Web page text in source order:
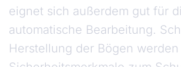
eignet sich außerdem gut für
automatische Bearbeitung.
Herstellung der Bögen